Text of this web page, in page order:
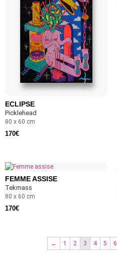
ECLIPSE
Picklehead
80 x 60 cm
170€
FEMME ASSISE
Tekmass
80 x 60 cm
170€
← 1 2 3 4 5 6